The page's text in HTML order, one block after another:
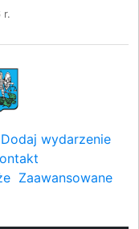
r.
Dodaj wydarzenie
Zaawansowane